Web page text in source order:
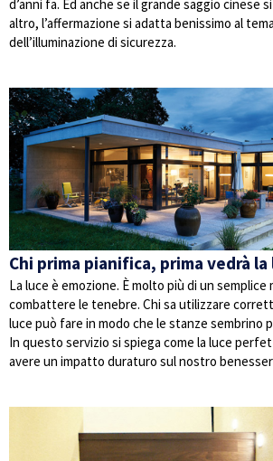
d’anni fa. Ed anche se il grande saggio cinese
altro, l’affermazione si adatta benissimo al tema
dell’illuminazione di sicurezza.
Chi prima pianifica, prima vedrà la
La luce è emozione. È molto più di un semplice
combattere le tenebre. Chi sa utilizzare
luce può fare in modo che le stanze sembrino
In questo servizio si spiega come la luce
avere un impatto duraturo sul nostro